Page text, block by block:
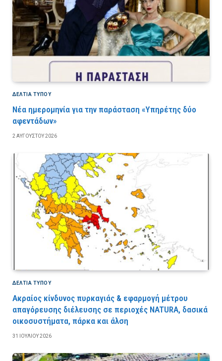
ΔΕΛΤΙΑ ΤΥΠΟΥ
Νέα ημερομηνία για την παράσταση «Υπηρέτης δύο
αφεντάδων»
2 ΑΥΓΟΎΣΤΟΥ 2026
ΔΕΛΤΙΑ ΤΥΠΟΥ
Ακραίος κίνδυνος πυρκαγιάς & εφαρμογή μέτρου
απαγόρευσης διέλευσης σε περιοχές NATURA, δασικά
οικοσυστήματα, πάρκα και άλση
31 ΙΟΥΛΊΟΥ 2026